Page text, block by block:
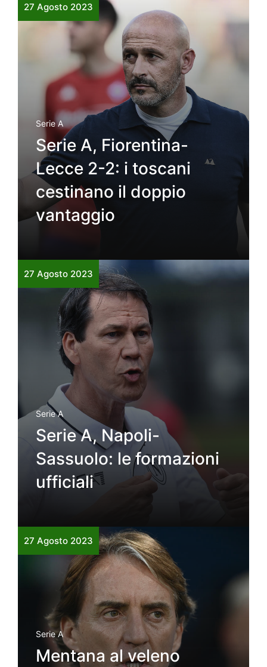
27 Agosto 2023
Serie A
Serie A, Fiorentina-
Lecce 2-2: i toscani
cestinano il doppio
vantaggio
27 Agosto 2023
Serie A
Serie A, Napoli-
Sassuolo: le formazioni
ufficiali
27 Agosto 2023
Serie A
Mentana al veleno